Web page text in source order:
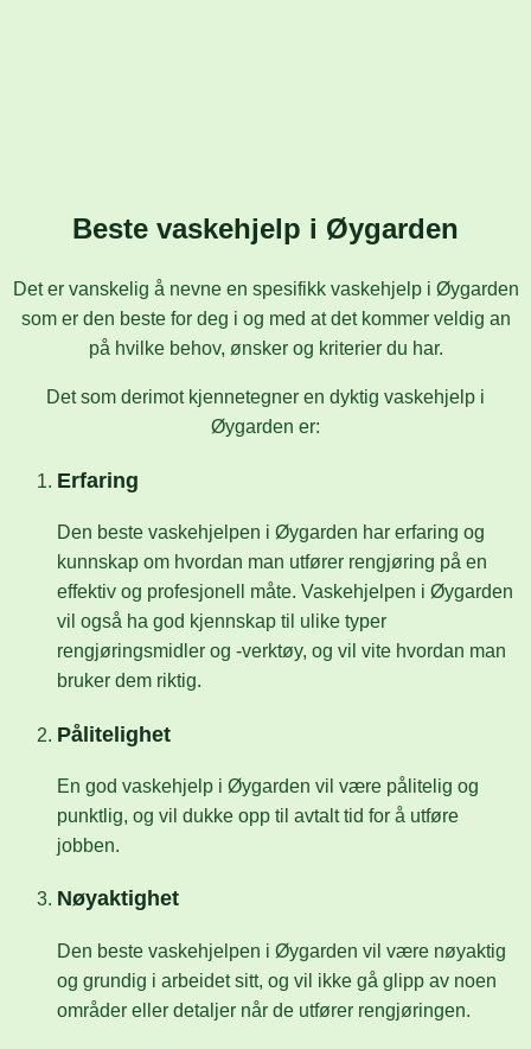
Beste vaskehjelp i Øygarden
Det er vanskelig å nevne en spesifikk vaskehjelp i Øygarden
som er den beste for deg i og med at det kommer veldig an
på hvilke behov, ønsker og kriterier du har.
Det som derimot kjennetegner en dyktig vaskehjelp i
Øygarden er:
Erfaring
Den beste vaskehjelpen i Øygarden har erfaring og
kunnskap om hvordan man utfører rengjøring på en
effektiv og profesjonell måte. Vaskehjelpen i Øygarden
vil også ha god kjennskap til ulike typer
rengjøringsmidler og -verktøy, og vil vite hvordan man
bruker dem riktig.
Pålitelighet
En god vaskehjelp i Øygarden vil være pålitelig og
punktlig, og vil dukke opp til avtalt tid for å utføre
jobben.
Nøyaktighet
Den beste vaskehjelpen i Øygarden vil være nøyaktig
og grundig i arbeidet sitt, og vil ikke gå glipp av noen
områder eller detaljer når de utfører rengjøringen.